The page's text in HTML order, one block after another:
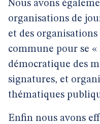
Nous avons
organisations de
et des
commune pour se
démocratique des
signatures, et
thématiques
Enfin nous avons